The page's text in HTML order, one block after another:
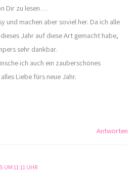
Dir zu lesen…
und machen aber soviel her. Da ich alle
Jahr auf diese Art gemacht habe,
sehr dankbar.
ich auch ein zauberschönes
Liebe fürs neue Jahr.
Antworten
UM 11:11 UHR